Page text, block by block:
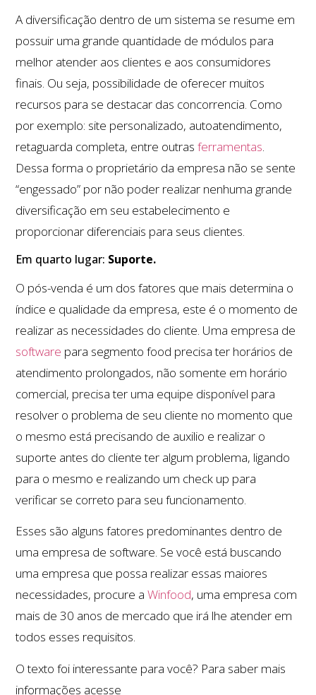
A diversificação dentro de um sistema se resume em
possuir uma grande quantidade de módulos para
melhor atender aos clientes e aos consumidores
finais. Ou seja, possibilidade de oferecer muitos
recursos para se destacar das concorrencia. Como
por exemplo: site personalizado, autoatendimento,
retaguarda completa, entre outrasferramentas.
Dessa forma o proprietário da empresa não se sente
“engessado” por não poder realizar nenhuma grande
diversificação em seu estabelecimento e
proporcionar diferenciais para seus clientes.
Em quarto lugar: Suporte.
O pós-venda é um dos fatores que mais determina o
índice e qualidade da empresa, este é o momento de
realizar as necessidades do cliente. Uma empresa de
software para segmento food precisa ter horários de
atendimento prolongados, não somente em horário
comercial, precisa ter uma equipe disponível para
resolver o problema de seu cliente no momento que
o mesmo está precisando de auxilio e realizar o
suporte antes do cliente ter algum problema, ligando
para o mesmo e realizando um check up para
verificar se correto para seu funcionamento.
Esses são alguns fatores predominantes dentro de
uma empresa de software. Se você está buscando
uma empresa que possa realizar essas maiores
necessidades, procure aWinfood, uma empresa com
mais de 30 anos de mercado que irá lhe atender em
todos esses requisitos.
O texto foi interessante para você? Para saber mais
informações acesse